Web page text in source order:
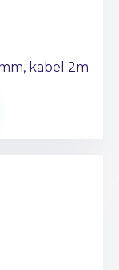
kabel 2m